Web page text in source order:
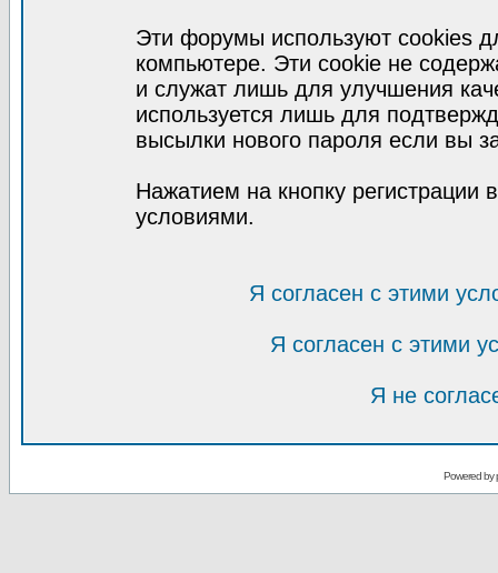
Эти форумы используют cookies
компьютере. Эти cookie не
и служат лишь для улучшения
используется лишь для
высылки нового пароля если вы
Нажатием на кнопку регистрации
условиями.
Я согласен с этими
Я согласен с этими
Я не
Powered by